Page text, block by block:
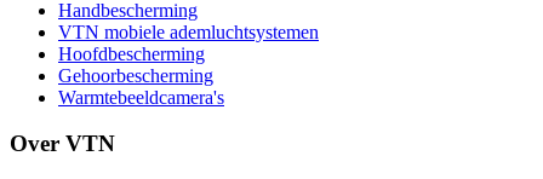
Handbescherming
VTN mobiele ademluchtsystemen
Hoofdbescherming
Gehoorbescherming
Warmtebeeldcamera's
Over VTN